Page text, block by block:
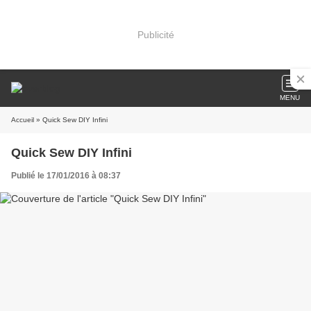
Publicité
MENU
Accueil » Quick Sew DIY Infini
Quick Sew DIY Infini
Publié le 17/01/2016 à 08:37